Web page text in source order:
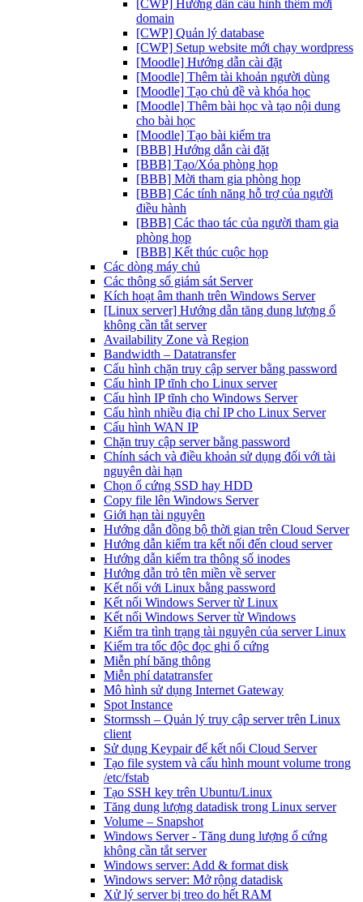
[CWP] Hướng dẫn cấu hình thêm mới
domain
[CWP] Quản lý database
[CWP] Setup website mới chạy wordpress
[Moodle] Hướng dẫn cài đặt
[Moodle] Thêm tài khoản người dùng
[Moodle] Tạo chủ đề và khóa học
[Moodle] Thêm bài học và tạo nội dung
cho bài học
[Moodle] Tạo bài kiểm tra
[BBB] Hướng dẫn cài đặt
[BBB] Tạo/Xóa phòng họp
[BBB] Mời tham gia phòng họp
[BBB] Các tính năng hỗ trợ của người
điều hành
[BBB] Các thao tác của người tham gia
phòng họp
[BBB] Kết thúc cuộc họp
Các dòng máy chủ
Các thông số giám sát Server
Kích hoạt âm thanh trên Windows Server
[Linux server] Hướng dẫn tăng dung lượng ổ
không cần tắt server
Availability Zone và Region
Bandwidth – Datatransfer
Cấu hình chặn truy cập server bằng password
Cấu hình IP tĩnh cho Linux server
Cấu hình IP tĩnh cho Windows Server
Cấu hình nhiều địa chỉ IP cho Linux Server
Cấu hình WAN IP
Chặn truy cập server bằng password
Chính sách và điều khoản sử dụng đối với tài
nguyên dài hạn
Chọn ổ cứng SSD hay HDD
Copy file lên Windows Server
Giới hạn tài nguyên
Hướng dẫn đồng bộ thời gian trên Cloud Server
Hướng dẫn kiểm tra kết nối đến cloud server
Hướng dẫn kiểm tra thông số inodes
Hướng dẫn trỏ tên miền về server
Kết nối với Linux bằng password
Kết nối Windows Server từ Linux
Kết nối Windows Server từ Windows
Kiểm tra tình trạng tài nguyên của server Linux
Kiểm tra tốc độc đọc ghi ổ cứng
Miễn phí băng thông
Miễn phí datatransfer
Mô hình sử dụng Internet Gateway
Spot Instance
Stormssh – Quản lý truy cập server trên Linux
client
Sử dụng Keypair để kết nối Cloud Server
Tạo file system và cấu hình mount volume trong
/etc/fstab
Tạo SSH key trên Ubuntu/Linux
Tăng dung lượng datadisk trong Linux server
Volume – Snapshot
Windows Server - Tăng dung lượng ổ cứng
không cần tắt server
Windows server: Add & format disk
Windows server: Mở rộng datadisk
Xử lý server bị treo do hết RAM